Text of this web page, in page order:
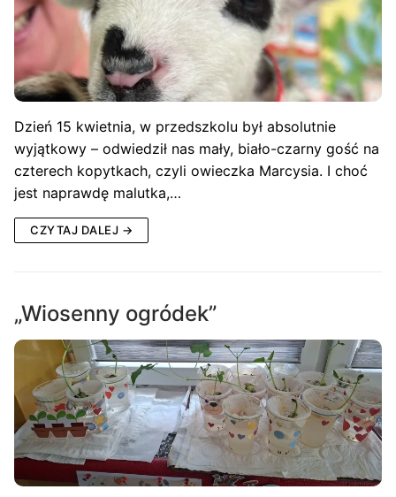
Dzień 15 kwietnia, w przedszkolu był absolutnie
wyjątkowy – odwiedził nas mały, biało-czarny gość na
czterech kopytkach, czyli owieczka Marcysia. I choć
jest naprawdę malutka,…
CZYTAJ DALEJ →
„Wiosenny ogródek”